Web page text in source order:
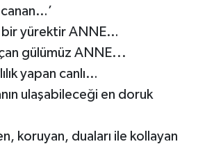
bir yürektir ANNE…
gülümüz ANNE...
yapan canlı…
ulaşabileceği en doruk
koruyan, duaları ile kollayan